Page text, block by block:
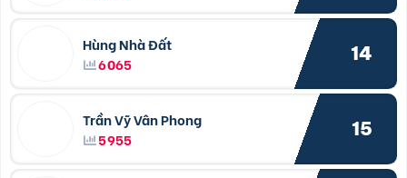
Hùng Nhà Đất
6065
14
Trần Vỹ Vân Phong
5955
15